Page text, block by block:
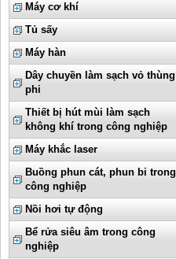
Máy cơ khí
Tủ sấy
Máy hàn
Dây chuyền làm sạch vỏ thùng
phi
Thiết bị hút mùi làm sạch
không khí trong công nghiệp
Máy khắc laser
Buồng phun cát, phun bi trong
công nghiệp
Nồi hơi tự động
Bể rửa siêu âm trong công
nghiệp